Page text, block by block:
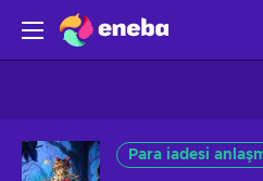
Para iadesi